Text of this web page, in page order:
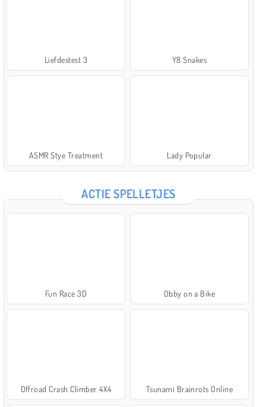
Liefdestest 3 Y8 Snakes
ASMR Stye Treatment Lady Popular
ACTIE SPELLETJES
Fun Race 3D Obby on a Bike
Offroad Crash Climber 4X4 Tsunami Brainrots Online